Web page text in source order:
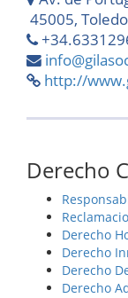
45005, Toledo
http://
Derecho
Derecho
Derecho
Derecho
Derecho